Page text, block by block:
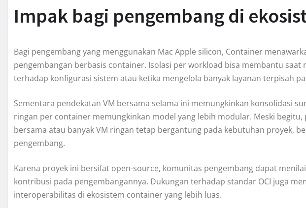
Impak bagi pengembang di
Bagi pengembang yang menggunakan Mac Apple silicon, Container
pengembangan berbasis container. Isolasi per workload bisa membantu saat
terhadap konfigurasi sistem atau ketika mengelola banyak layanan terpisah
Sementara pendekatan VM bersama selama ini memungkinkan konsolidasi
ringan per container memungkinkan model yang lebih modular. Meski begitu,
bersama atau banyak VM ringan tetap bergantung pada kebutuhan proyek,
pengembang.
Karena proyek ini bersifat open-source, komunitas pengembang dapat
kontribusi pada pengembangannya. Dukungan terhadap standar OCI juga
interoperabilitas di ekosistem container yang lebih luas.